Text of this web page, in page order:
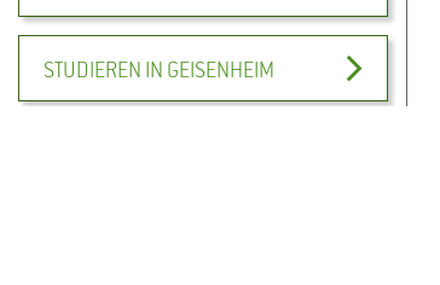
STUDIEREN IN GEISENHEIM